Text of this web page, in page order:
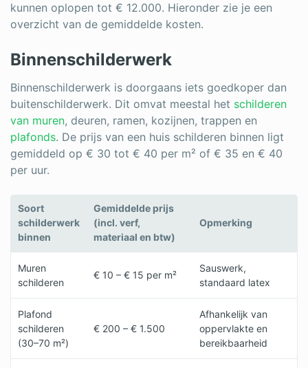
kunnen oplopen tot € 12.000. Hieronder zie je een
overzicht van de gemiddelde kosten.
Binnenschilderwerk
Binnenschilderwerk is doorgaans iets goedkoper dan
buitenschilderwerk. Dit omvat meestal het schilderen
van muren, deuren, ramen, kozijnen, trappen en
plafonds. De prijs van een huis schilderen binnen ligt
gemiddeld op € 30 tot € 40 per m² of € 35 en € 40
per uur.
Soort
schilderwerk
binnen
Gemiddelde prijs
(incl. verf,
materiaal en btw)
Opmerking
Muren
schilderen
€ 10 – € 15 per m²
Sauswerk,
standaard latex
Plafond
schilderen
(30–70 m²)
€ 200 – € 1.500
Afhankelijk van
oppervlakte en
bereikbaarheid